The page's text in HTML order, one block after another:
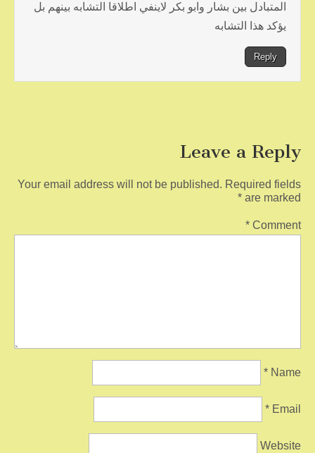
المتبادل بين بشار وابو بكر لاينفي اطلاقا التشابه بينهم بل
يؤكد هذا التشابه
Reply
Leave a Reply
Your email address will not be published. Required fields
are marked
*
Comment
*
Name
*
Email
*
Website